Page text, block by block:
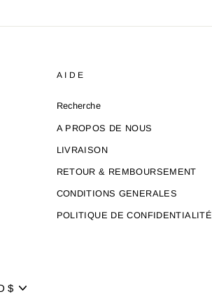
AIDE
Recherche
A PROPOS DE NOUS
LIVRAISON
RETOUR & REMBOURSEMENT
CONDITIONS GENERALES
POLITIQUE DE CONFIDENTIALITÉ
$